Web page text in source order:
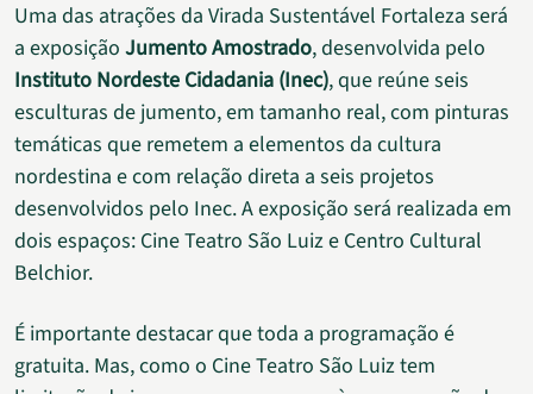
Uma das atrações da Virada Sustentável Fortaleza será
a exposição Jumento Amostrado, desenvolvida pelo
Instituto Nordeste Cidadania (Inec), que reúne seis
esculturas de jumento, em tamanho real, com pinturas
temáticas que remetem a elementos da cultura
nordestina e com relação direta a seis projetos
desenvolvidos pelo Inec. A exposição será realizada em
dois espaços: Cine Teatro São Luiz e Centro Cultural
Belchior.
É importante destacar que toda a programação é
gratuita. Mas, como o Cine Teatro São Luiz tem